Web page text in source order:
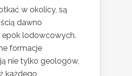
w okolicy, są
dawno
epok lodowcowych.
formacje
nie tylko geologów,
każdego